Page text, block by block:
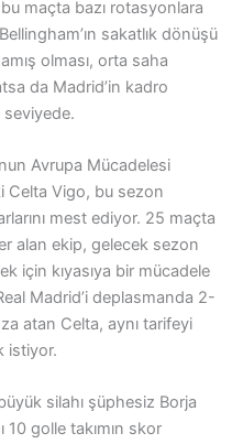
maçta bazı rotasyonlara
sakatlık dönüşü
olması, orta saha
da Madrid’in kadro
seviyede.
Avrupa Mücadelesi
Celta Vigo, bu sezon
mest ediyor. 25 maçta
alan ekip, gelecek sezon
için kıyasıya bir mücadele
Madrid’i deplasmanda 2-
atan Celta, aynı tarifeyi
istiyor.
silahı şüphesiz Borja
10 golle takımın skor